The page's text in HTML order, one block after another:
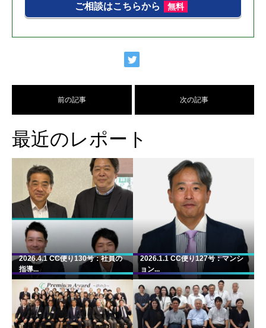
ご相談はこちらから
無料
前の記事 次の記事
最近のレポート
2026.4.1 CC便り130号：社員の
指導...
2026.1.1 CC便り127号：マンシ
ョン...